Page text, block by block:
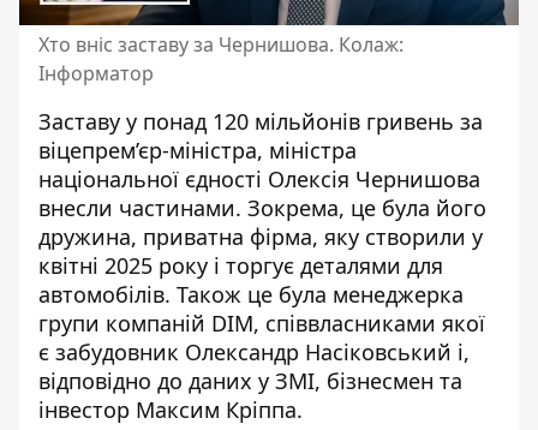
Хто вніс заставу за Чернишова. Колаж:
Інформатор
Заставу у понад 120 мільйонів гривень за
віцепрем’єр-міністра, міністра
національної єдності Олексія Чернишова
внесли частинами. Зокрема, це була його
дружина, приватна фірма, яку створили у
квітні 2025 року і торгує деталями для
автомобілів. Також це була менеджерка
групи компаній DIM, співвласниками якої
є забудовник Олександр Насіковський і,
відповідно до даних у ЗМІ, бізнесмен та
інвестор Максим Кріппа.